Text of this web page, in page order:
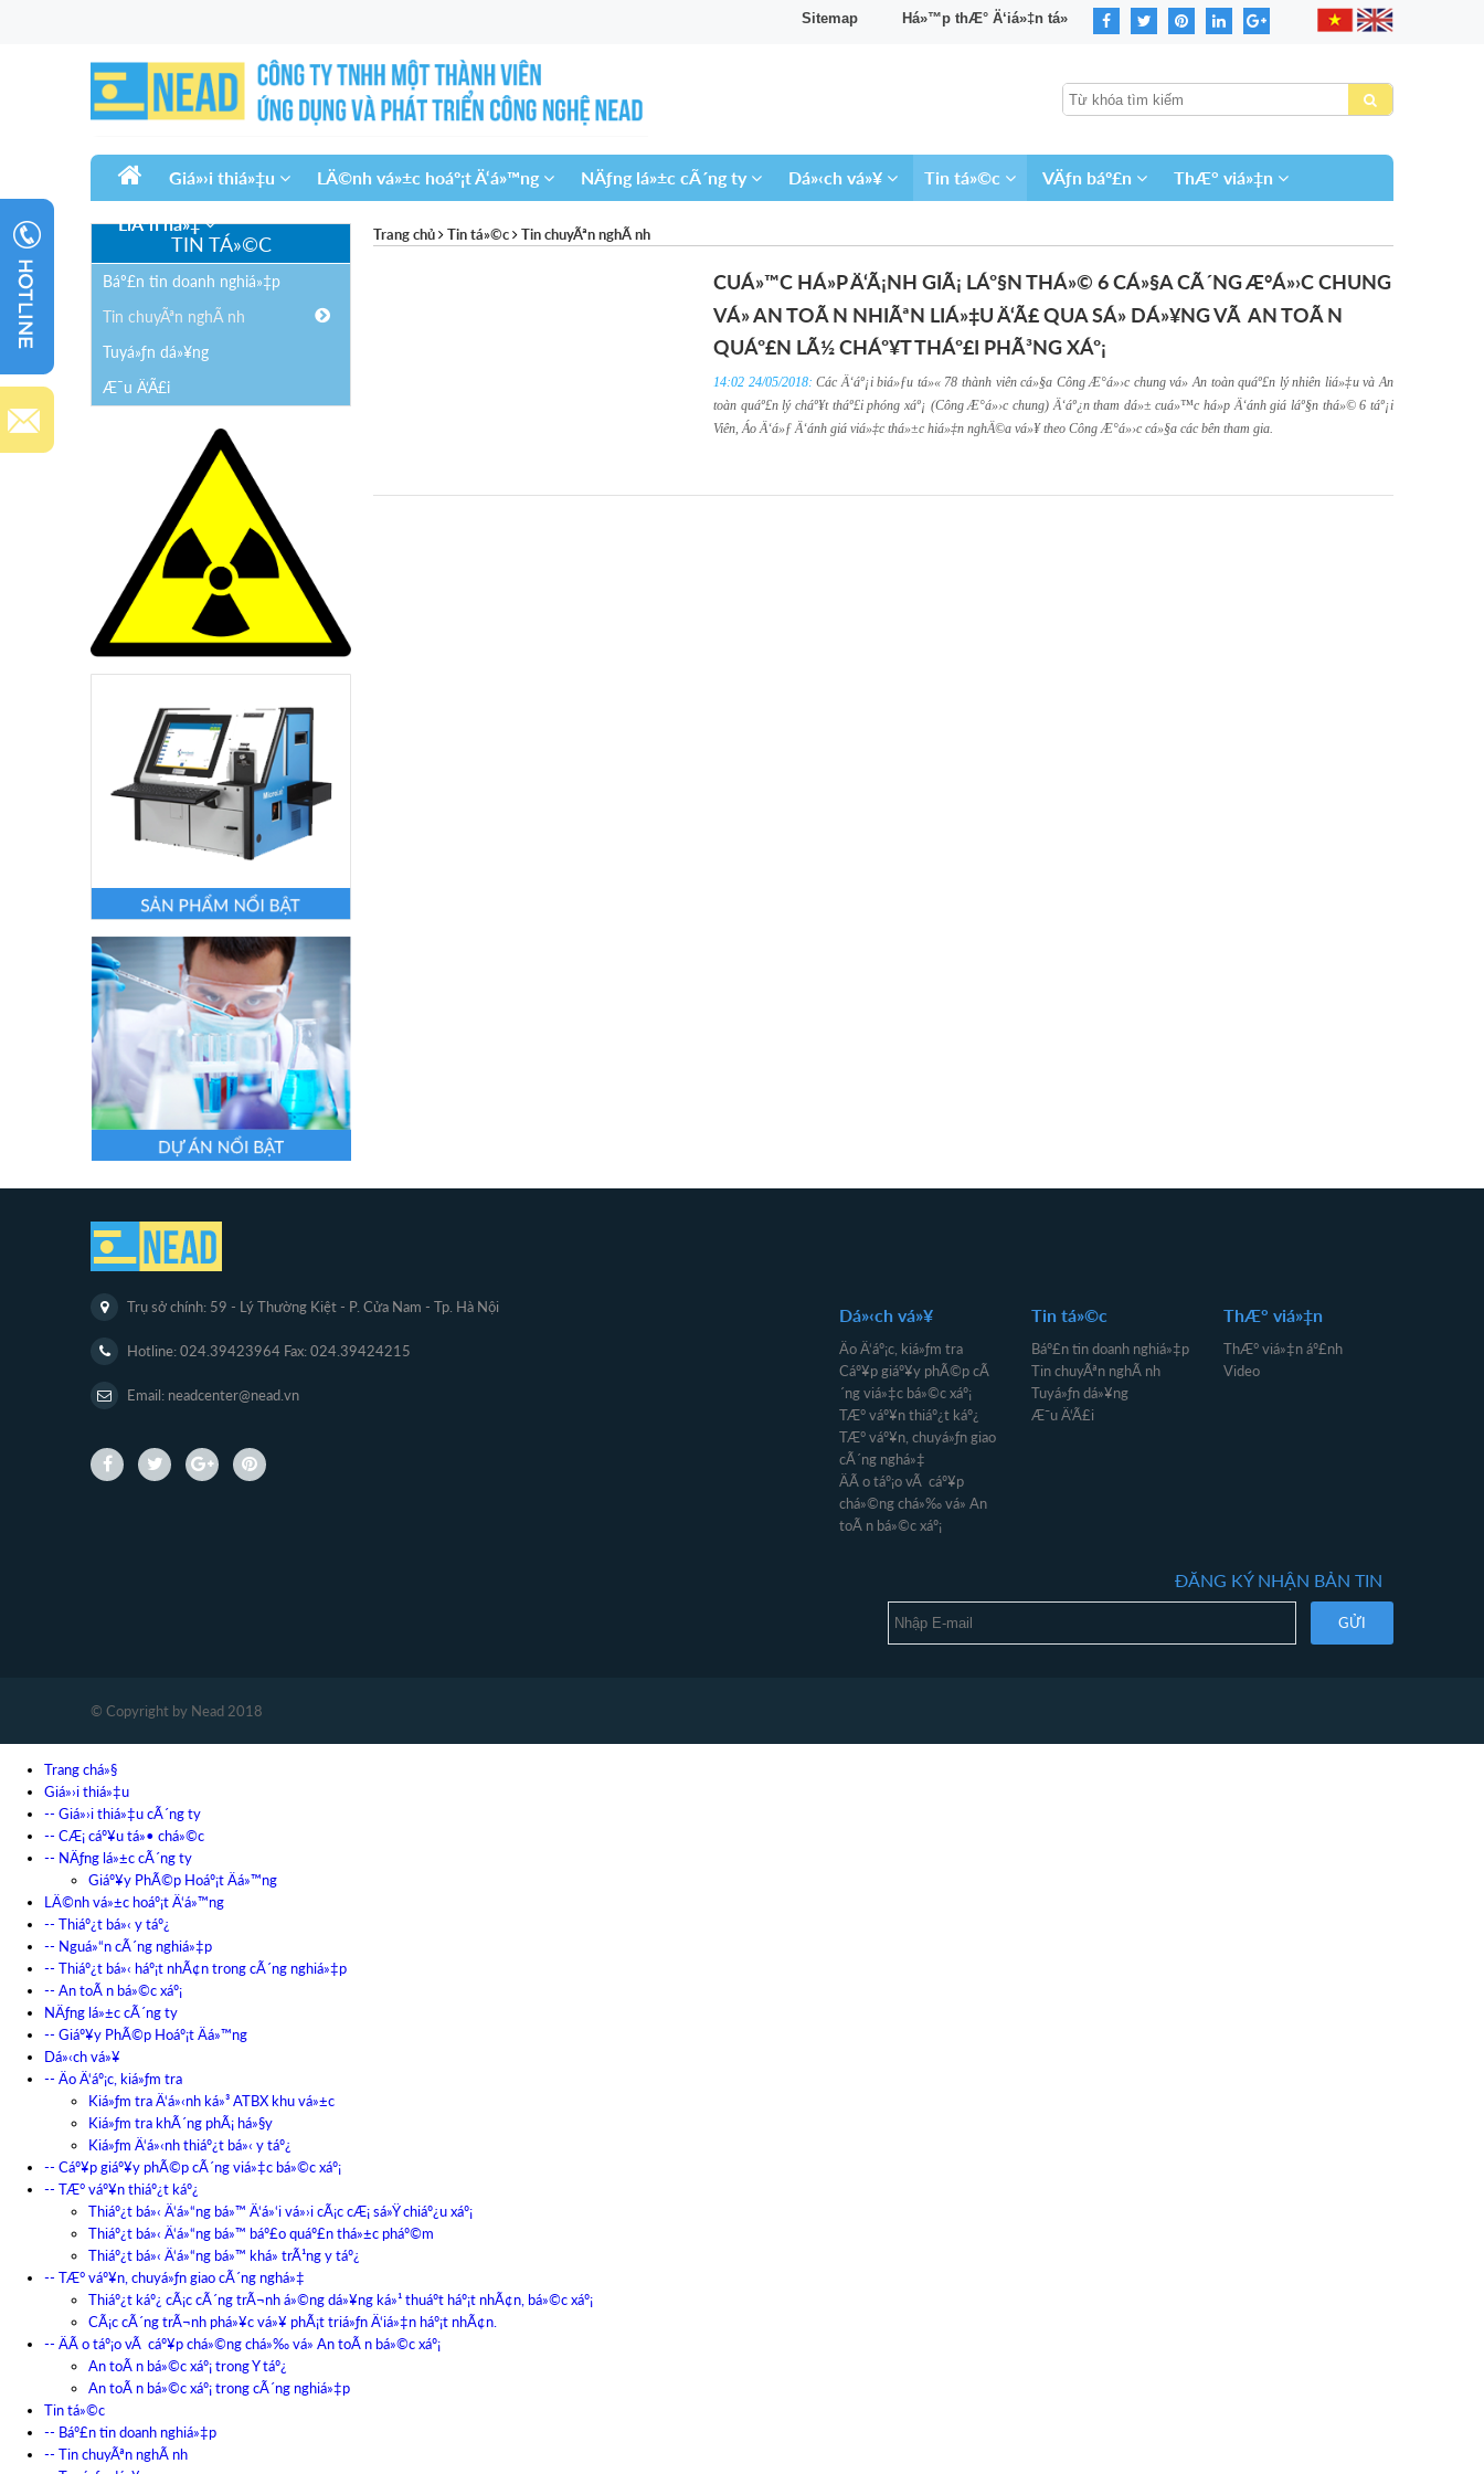
Há»™p thÆ° Ä‘iá»‡n tá»­
Sitemap
Giá»›i thiá»‡u LÄ©nh vá»±c hoáº¡t Ä‘á»™ng NÄƒng lá»±c cÃ´ng ty Dá»‹ch vá»¥ Tin tá»©c VÄƒn báº£n ThÆ° viá»‡n
LiÃªn há»‡
TIN TÁ»©C
Báº£n tin doanh nghiá»‡p
Tin chuyÃªn nghÃ nh
Tuyá»ƒn dá»¥ng
Æ¯u Ä‘Ã£i
Trang chủ Tin tá»©c Tin chuyÃªn nghÃ nh
CUÁ»™C HÁ»P Ä‘Ã¡NH GIÃ¡ LÁº§N THÁ»© 6 CÁ»§A CÃ´NG Æ°Á»›C CHUNG
VÁ» AN TOÃ N NHIÃªN LIÁ»‡U Ä‘Ã£ QUA SÁ»­ DÁ»¥NG VÃ AN TOÃ N
QUÁº£N LÃ½ CHÁº¥T THÁº£I PHÃ³NG XÁº¡
14:02 24/05/2018:Các Ä‘áº¡i biá»ƒu tá»« 78 thành viên cá»§a Công Æ°á»›c chung vá» An toàn quáº£n lý nhiên liá»‡u và An
toàn quáº£n lý cháº¥t tháº£i phóng xáº¡ (Công Æ°á»›c chung) Ä‘áº¿n tham dá»± cuá»™c há»p Ä‘ánh giá láº§n thá»© 6 táº¡i
Viên, Áo Ä‘á»ƒ Ä‘ánh giá viá»‡c thá»±c hiá»‡n nghÄ©a vá»¥ theo Công Æ°á»›c cá»§a các bên tham gia.
Trụ sở chính: 59 - Lý Thường Kiệt - P. Cửa Nam - Tp. Hà Nội
Hotline: 024.39423964 Fax: 024.39424215
Email: neadcenter@nead.vn
Dá»‹ch vá»¥
Äo Ä‘áº¡c, kiá»ƒm tra
Cáº¥p giáº¥y phÃ©p cÃ
´ng viá»‡c bá»©c xáº¡
TÆ° váº¥n thiáº¿t káº¿
TÆ° váº¥n, chuyá»ƒn giao
cÃ´ng nghá»‡
ÄÃ o táº¡o vÃ cáº¥p
chá»©ng chá»‰ vá» An
toÃ n bá»©c xáº¡
Tin tá»©c
Báº£n tin doanh nghiá»‡p
Tin chuyÃªn nghÃ nh
Tuyá»ƒn dá»¥ng
Æ¯u Ä‘Ã£i
ThÆ° viá»‡n
ThÆ° viá»‡n áº£nh
Video
ĐĂNG KÝ NHẬN BẢN TIN
GỬI
© Copyright by Nead 2018
Trang chá»§
Giá»›i thiá»‡u
-- Giá»›i thiá»‡u cÃ´ng ty
-- CÆ¡ cáº¥u tá»• chá»©c
-- NÄƒng lá»±c cÃ´ng ty
Giáº¥y PhÃ©p Hoáº¡t Äá»™ng
LÄ©nh vá»±c hoáº¡t Ä‘á»™ng
-- Thiáº¿t bá»‹ y táº¿
-- Nguá»“n cÃ´ng nghiá»‡p
-- Thiáº¿t bá»‹ háº¡t nhÃ¢n trong cÃ´ng nghiá»‡p
-- An toÃ n bá»©c xáº¡
NÄƒng lá»±c cÃ´ng ty
-- Giáº¥y PhÃ©p Hoáº¡t Äá»™ng
Dá»‹ch vá»¥
-- Äo Ä‘áº¡c, kiá»ƒm tra
Kiá»ƒm tra Ä‘á»‹nh ká»³ ATBX khu vá»±c
Kiá»ƒm tra khÃ´ng phÃ¡ há»§y
Kiá»ƒm Ä‘á»‹nh thiáº¿t bá»‹ y táº¿
-- Cáº¥p giáº¥y phÃ©p cÃ´ng viá»‡c bá»©c xáº¡
-- TÆ° váº¥n thiáº¿t káº¿
Thiáº¿t bá»‹ Ä‘á»“ng bá»™ Ä‘á»‘i vá»›i cÃ¡c cÆ¡ sá»Ÿ chiáº¿u xáº¡
Thiáº¿t bá»‹ Ä‘á»“ng bá»™ báº£o quáº£n thá»±c pháº©m
Thiáº¿t bá»‹ Ä‘á»“ng bá»™ khá»­ trÃ¹ng y táº¿
-- TÆ° váº¥n, chuyá»ƒn giao cÃ´ng nghá»‡
Thiáº¿t káº¿ cÃ¡c cÃ´ng trÃ¬nh á»©ng dá»¥ng ká»¹ thuáº­t háº¡t nhÃ¢n, bá»©c xáº¡
CÃ¡c cÃ´ng trÃ¬nh phá»¥c vá»¥ phÃ¡t triá»ƒn Ä‘iá»‡n háº¡t nhÃ¢n.
-- ÄÃ o táº¡o vÃ cáº¥p chá»©ng chá»‰ vá» An toÃ n bá»©c xáº¡
An toÃ n bá»©c xáº¡ trong Y táº¿
An toÃ n bá»©c xáº¡ trong cÃ´ng nghiá»‡p
Tin tá»©c
-- Báº£n tin doanh nghiá»‡p
-- Tin chuyÃªn nghÃ nh